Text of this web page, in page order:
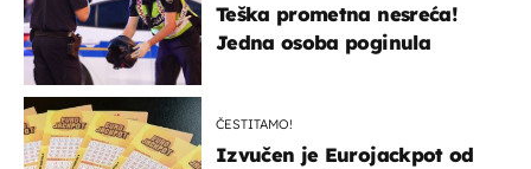
Teška prometna nesreća!
Jedna osoba poginula
ČESTITAMO!
Izvučen je Eurojackpot od